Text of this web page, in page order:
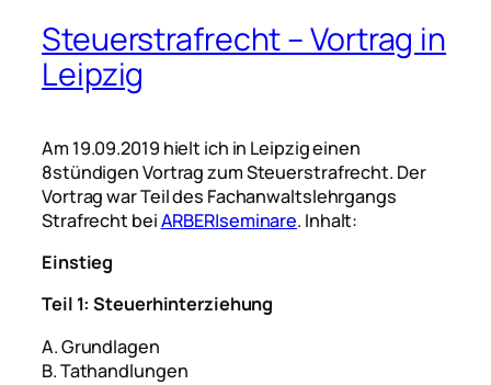
Steuerstrafrecht – Vortrag in
Leipzig
Am 19.09.2019 hielt ich in Leipzig einen
8stündigen Vortrag zum Steuerstrafrecht. Der
Vortrag war Teil des Fachanwaltslehrgangs
Strafrecht beiARBER|seminare. Inhalt:
Einstieg
Teil 1: Steuerhinterziehung
A. Grundlagen
B. Tathandlungen